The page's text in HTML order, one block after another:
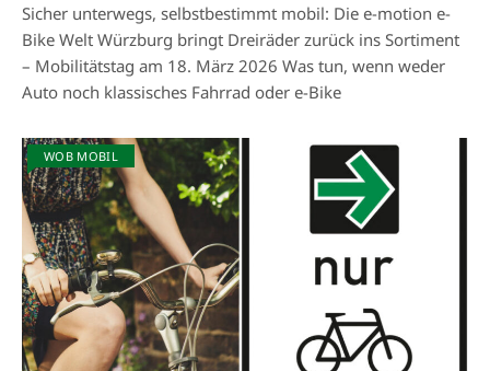
Sicher unterwegs, selbstbestimmt mobil: Die e-motion e-
Bike Welt Würzburg bringt Dreiräder zurück ins Sortiment
– Mobilitätstag am 18. März 2026 Was tun, wenn weder
Auto noch klassisches Fahrrad oder e-Bike
WOB MOBIL